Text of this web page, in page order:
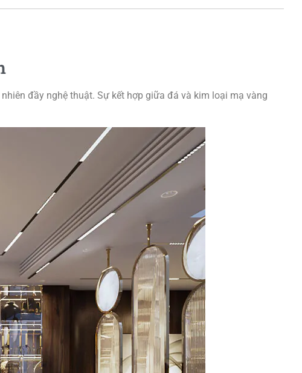
đầy nghệ thuật. Sự kết hợp giữa đá và kim loại mạ vàng